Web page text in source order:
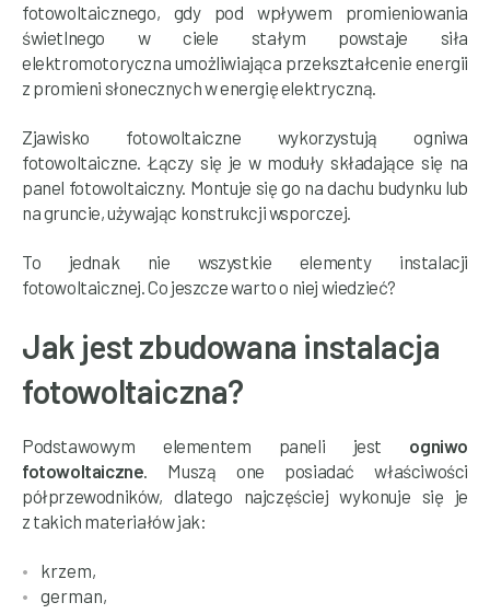
fotowoltaicznego, gdy pod wpływem promieniowania
świetlnego w ciele stałym powstaje siła
elektromotoryczna umożliwiająca przekształcenie energii
z promieni słonecznych w energię elektryczną.
Zjawisko fotowoltaiczne wykorzystują ogniwa
fotowoltaiczne. Łączy się je w moduły składające się na
panel fotowoltaiczny. Montuje się go na dachu budynku lub
na gruncie, używając konstrukcji wsporczej.
To jednak nie wszystkie elementy instalacji
fotowoltaicznej. Co jeszcze warto o niej wiedzieć?
Jak jest zbudowana instalacja
fotowoltaiczna?
Podstawowym elementem paneli jest ogniwo
fotowoltaiczne. Muszą one posiadać właściwości
półprzewodników, dlatego najczęściej wykonuje się je
z takich materiałów jak:
krzem,
german,